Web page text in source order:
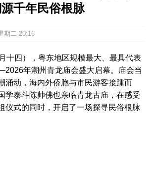
千年民俗根脉
期二 20:16
十四），粤东地区规模最大、最具代表
年潮州青龙庙会盛大启幕。庙会当
涌动，海内外侨胞与市民游客接踵而
学泰斗陈帅佛也亲临青龙古庙，在感受
仪式的同时，开启了一场探寻民俗根脉